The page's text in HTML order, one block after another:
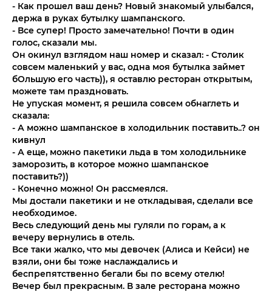
- Как прошел ваш день? Новый знакомый улыбался,
держа в руках бутылку шампанского.
- Все супер! Просто замечательно! Почти в один
голос, сказали мы.
Он окинул взглядом наш номер и сказал: - Столик
совсем маленький у вас, одна моя бутылка займет
бОльшую его часть)), я оставлю ресторан открытым,
можете там праздновать.
Не упуская момент, я решила совсем обнаглеть и
сказала:
- А можно шампанское в холодильник поставить..? он
кивнул
- А еще, можно пакетики льда в том холодильнике
заморозить, в которое можно шампанское
поставить?))
- Конечно можно! Он рассмеялся.
Мы достали пакетики и не откладывая, сделали все
необходимое.
Весь следующий день мы гуляли по горам, а к
вечеру вернулись в отель.
Все таки жалко, что мы девочек (Алиса и Кейси) не
взяли, они бы тоже наслаждались и
беспрепятственно бегали бы по всему отелю!
Вечер был прекрасным. В зале ресторана можно